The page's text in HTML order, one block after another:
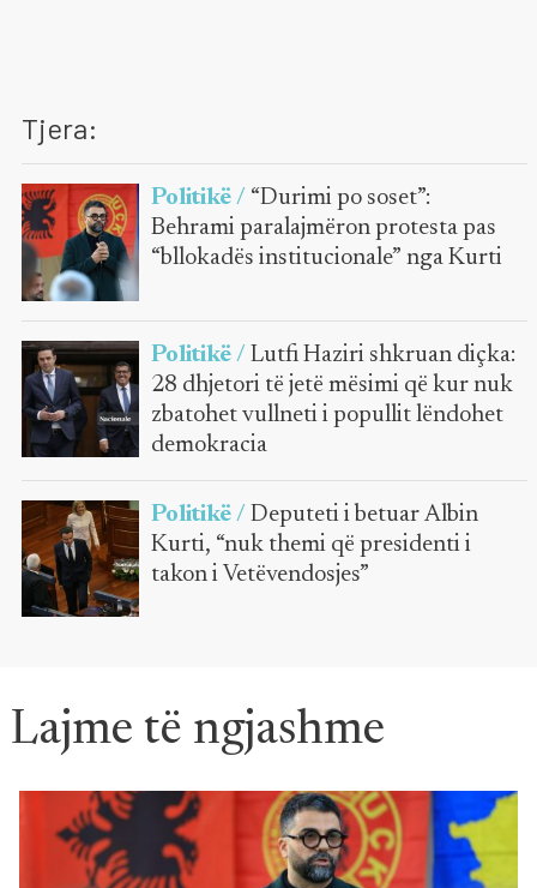
Tjera:
Politikë / “Durimi po soset”:
Behrami paralajmëron protesta pas
“bllokadës institucionale” nga Kurti
Politikë / Lutfi Haziri shkruan diçka:
28 dhjetori të jetë mësimi që kur nuk
zbatohet vullneti i popullit lëndohet
demokracia
Politikë / Deputeti i betuar Albin
Kurti, “nuk themi që presidenti i
takon i Vetëvendosjes”
Lajme të ngjashme